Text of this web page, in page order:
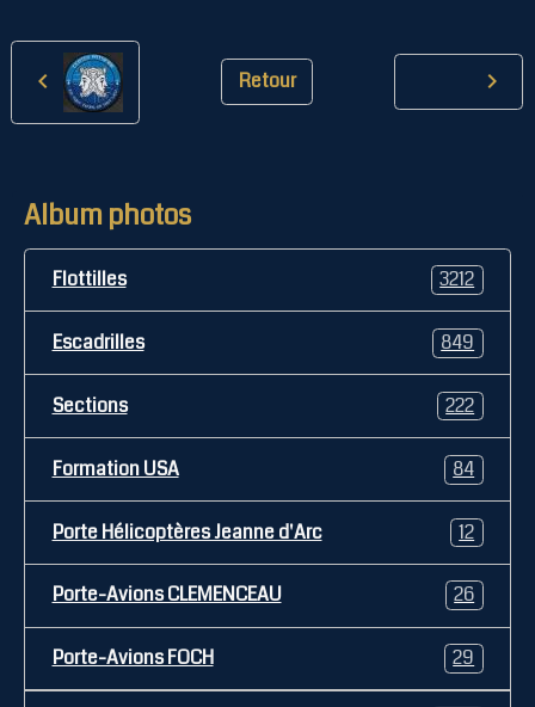
Retour
Album photos
Flottilles 3212
Escadrilles 849
Sections 222
Formation USA 84
Porte Hélicoptères Jeanne d'Arc 12
Porte-Avions CLEMENCEAU 26
Porte-Avions FOCH 29